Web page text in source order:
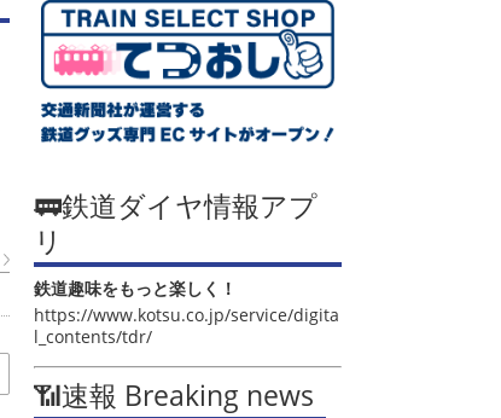
🚃鉄道ダイヤ情報アプ
リ
鉄道趣味をもっと楽しく！
https://www.kotsu.co.jp/service/digita
l_contents/tdr/
📶速報 Breaking news